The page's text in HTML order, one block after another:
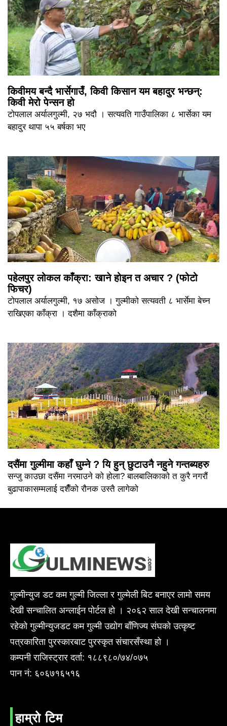
किवीमय बन्दै भार्सेगाउँ, किवी किसान यम बहादुर भन्छन्:
किवी मेरो पेन्सन हो
टोपलाल अर्यालगुल्मी, २७ भदौ । सत्यवति गाउँपालिका ८ भार्सेका यम
बहादुर थापा ५५ बर्षका भए
पहेलपुर लोकल काँक्रा: खाने होइन त अचार ? (फोटो
फिचर)
टोपलाल अर्यालगुल्मी, १७ असोज । गुल्मीको सत्यवती ८ भार्सेमा बेच्न
राखिएका काँक्रा । दशैमा काँक्राको
दसैंमा गुल्मीमा कहाँ घुम्ने ? यि हुन् छुटाउनै नहुने गन्तब्यहरु
सन्जु काउछा दसैंमा नरमाउने को होला? बालबालिकाको त कुरै नगरौं
बुढापाकासम्मलाई दशैँको रौनक उस्तै लागेको
गुल्मीन्युज डट कम गुल्मी जिल्ला र गुल्मेली बिट बनाएर लामो समय
देखी सन्चालित अन्लाईन पोर्टल हो । २०६२ साल देखी सन्चालनमा
रहेको गुल्मीन्युजडट कम गुल्मी उद्योग बाँणिज्य संघको उत्कृष्ट
पत्रकारिता पुरस्कारबाट पुरस्कृत संचारसँस्था हो ।
कम्पनी राजिस्ट्रार दर्ता: १८८९८०/७४/०७५
पान नं: ६०६७१६५१६
हाम्रो टिम